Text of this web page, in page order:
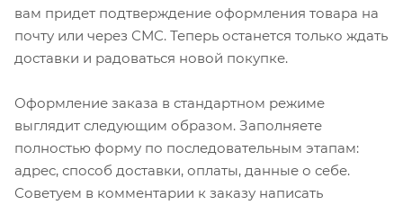
вам придет подтверждение оформления товара на
почту или через СМС. Теперь останется только ждать
доставки и радоваться новой покупке.
Оформление заказа в стандартном режиме
выглядит следующим образом. Заполняете
полностью форму по последовательным этапам:
адрес, способ доставки, оплаты, данные о себе.
Советуем в комментарии к заказу написать